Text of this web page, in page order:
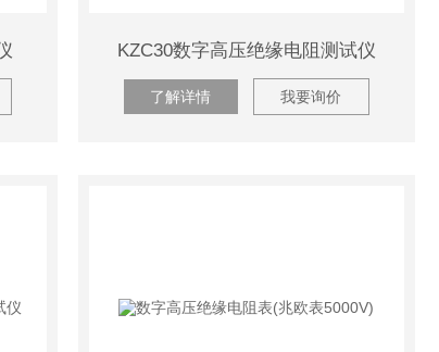
KZC30数字高压绝缘电阻测试仪
了解详情 我要询价